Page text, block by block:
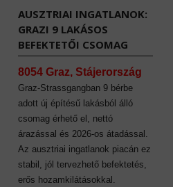
AUSZTRIAI INGATLANOK:
GRAZI 9 LAKÁSOS
BEFEKTETŐI CSOMAG
8054 Graz, Stájerország
Graz-Strassgangban 9 bérbe
adott új építésű lakásból álló
csomag érhető el, nettó
árazással és 2026-os átadással.
Az ausztriai ingatlanok piacán ez
stabil, jól tervezhető befektetés,
erős hozamkilátásokkal.